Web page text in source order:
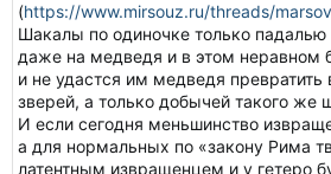
(https://www.mirsouz.ru/threads/
Шакалы по одиночке только падалью
даже на медведя и в этом неравном
и не удастся им медведя
зверей, а только добычей такого же
И если сегодня меньшинство
а для нормальных по «закону Рима
латентным извращенцем и у гетеро